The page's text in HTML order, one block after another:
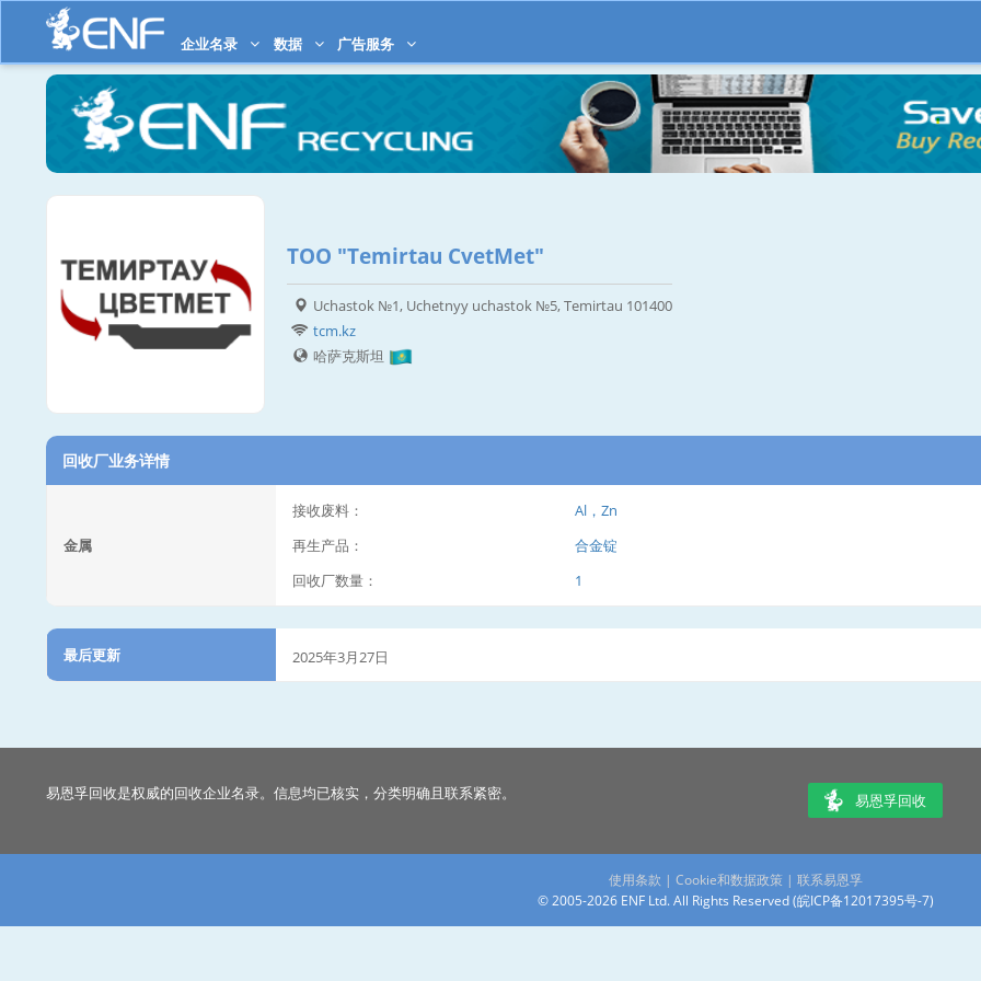
企业名录 数据 广告服务
TOO "Temirtau CvetMet"
Uchastok №1, Uchetnyy uchastok №5, Temirtau 101400
tcm.kz
哈萨克斯坦
回收厂业务详情
金属
接收废料：
Al，Zn
再生产品：
合金锭
回收厂数量：
1
最后更新 2025年3月27日
易恩孚回收是权威的回收企业名录。信息均已核实，分类明确且联系紧密。 易恩孚回收
使用条款 | Cookie和数据政策 | 联系易恩孚
© 2005-2026 ENF Ltd. All Rights Reserved (皖ICP备12017395号-7)